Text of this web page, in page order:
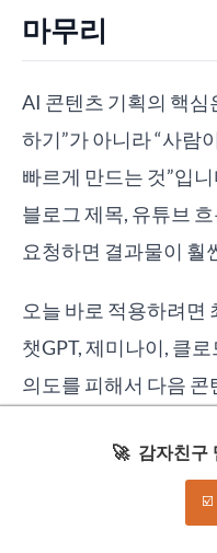
마무리
AI 콘텐츠 기획의 핵심
하기”가 아니라 “사람
빠르게 만드는 것”입
블로그 제목, 유튜브
요청하면 결과물이 훨
오늘 바로 적용하려면
챗GPT, 제미나이, 클
의도를 피해서 다음
요청해보세요. 그다
기준으로 걸러내면 블
빠르게 시작할 수 있습
🚀 감자친구
☑️